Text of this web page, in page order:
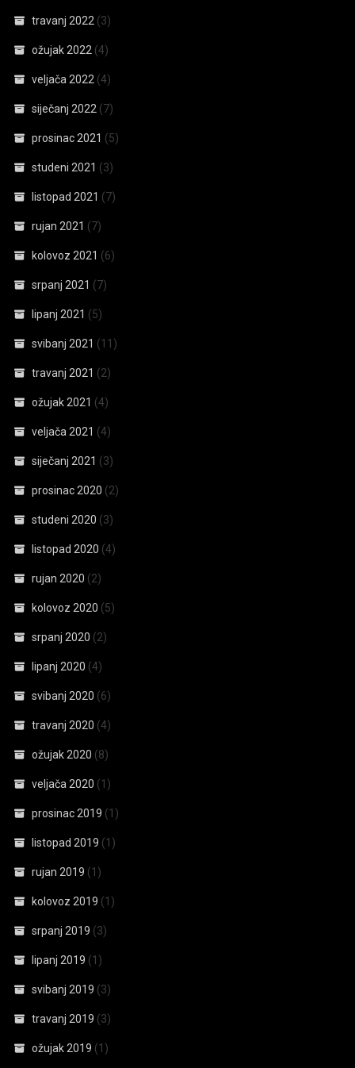
travanj 2022 (3)
ožujak 2022 (4)
veljača 2022 (4)
siječanj 2022 (7)
prosinac 2021 (5)
studeni 2021 (3)
listopad 2021 (7)
rujan 2021 (7)
kolovoz 2021 (6)
srpanj 2021 (7)
lipanj 2021 (5)
svibanj 2021 (11)
travanj 2021 (2)
ožujak 2021 (4)
veljača 2021 (4)
siječanj 2021 (3)
prosinac 2020 (2)
studeni 2020 (3)
listopad 2020 (4)
rujan 2020 (2)
kolovoz 2020 (5)
srpanj 2020 (2)
lipanj 2020 (4)
svibanj 2020 (6)
travanj 2020 (4)
ožujak 2020 (8)
veljača 2020 (1)
prosinac 2019 (1)
listopad 2019 (1)
rujan 2019 (1)
kolovoz 2019 (1)
srpanj 2019 (3)
lipanj 2019 (1)
svibanj 2019 (3)
travanj 2019 (3)
ožujak 2019 (1)